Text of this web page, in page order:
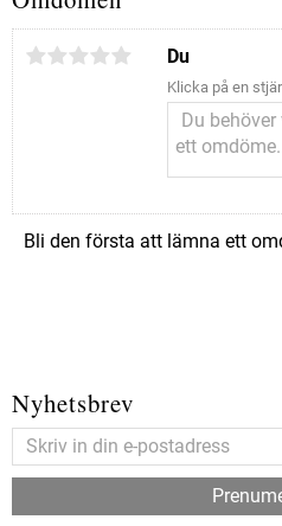
Du
Klicka på en
Bli den första att lämna ett
Nyhetsbrev